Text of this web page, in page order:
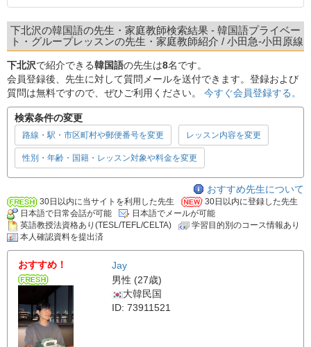
下北沢の韓国語の先生・家庭教師検索結果 - 韓国語プライベー
ト・グループレッスンの先生・家庭教師紹介 / 小田急-小田原線
下北沢で紹介できる韓国語の先生は8名です。
会員登録後、先生に対して質問メールを送付できます。登録および
質問は無料ですので、ぜひご利用ください。 今すぐ会員登録する。
検索条件の変更
路線・駅・市区町村や郵便番号を変更 レッスン内容を変更
性別・年齢・国籍・レッスン対象や料金を変更
おすすめ先生について
30日以内に当サイトを利用した先生
30日以内に登録した先生
日本語で日常会話が可能
日本語でメールが可能
英語教授法資格あり(TESL/TEFL/CELTA)
学習目的別のコース情報あり
本人確認資料を提出済
おすすめ！
Jay
男性 (27歳)
大韓民国
ID: 73911521